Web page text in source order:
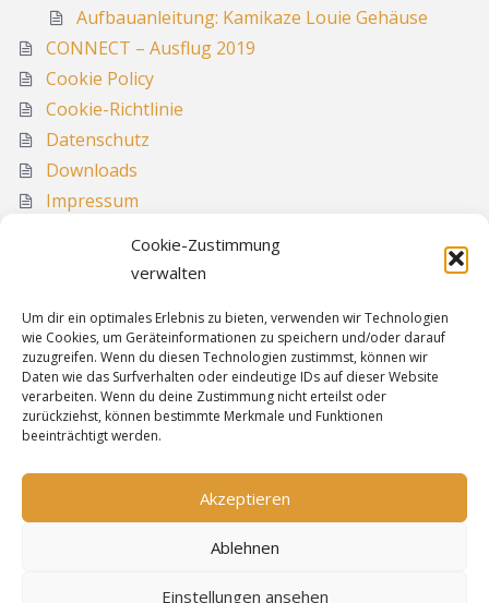
Cookie-Zustimmung
verwalten
Um dir ein optimales Erlebnis zu bieten, verwenden wir Technologien
wie Cookies, um Geräteinformationen zu speichern und/oder darauf
zuzugreifen. Wenn du diesen Technologien zustimmst, können wir
Daten wie das Surfverhalten oder eindeutige IDs auf dieser Website
verarbeiten. Wenn du deine Zustimmung nicht erteilst oder
zurückziehst, können bestimmte Merkmale und Funktionen
beeinträchtigt werden.
Akzeptieren
Ablehnen
Einstellungen ansehen
Aufbauanleitung: Kamikaze Louie Gehäuse
CONNECT – Ausflug 2019
Cookie Policy
Cookie-Richtlinie
Datenschutz
Downloads
Impressum
Informationen
Sitemap
Impressum